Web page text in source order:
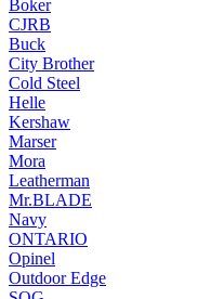
Boker
CJRB
Buck
City Brother
Cold Steel
Helle
Kershaw
Marser
Mora
Leatherman
Mr.BLADE
Navy
ONTARIO
Opinel
Outdoor Edge